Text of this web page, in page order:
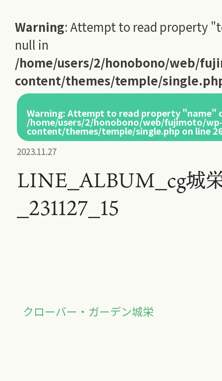
Warning: Attempt to read property
null in
/home/users/2/honobono/web/
content/themes/temple/
Warning: Attempt to read property "name"
/home/users/2/honobono/web/fujimoto/
content/themes/temple/single.php on line
2023.11.27
LINE_ALBUM_cg城
_231127_15
クローバー・ガーデン城栄